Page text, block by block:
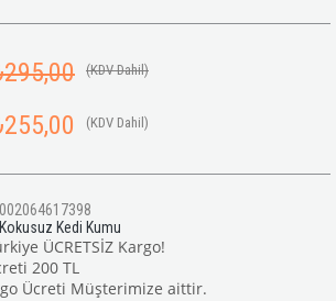
(KDV Dahil)
(KDV Dahil)
Kedi Kumu
ÜCRETSİZ Kargo!
200 TL
Ücreti Müşterimize aittir.